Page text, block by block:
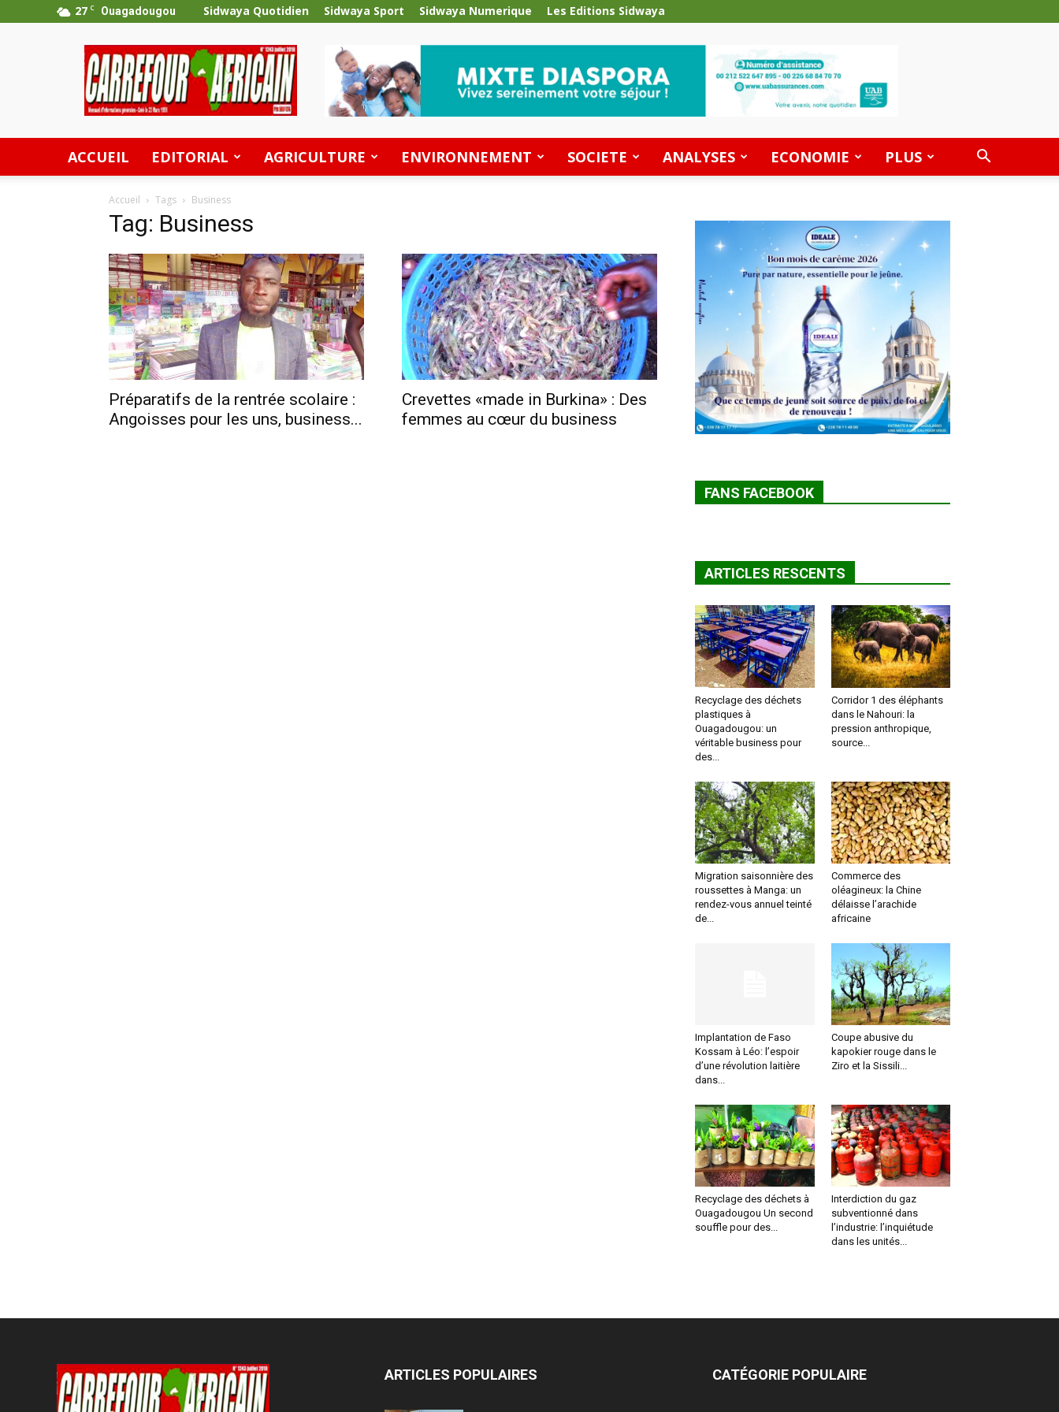
27 C Ouagadougou Sidwaya Quotidien Sidwaya Sport Sidwaya Numerique Les Editions Sidwaya
Carrefour
Africain
ACCUEIL EDITORIAL AGRICULTURE ENVIRONNEMENT SOCIETE ANALYSES ECONOMIE PLUS
Accueil Tags Business
Tag: Business
Préparatifs de la rentrée scolaire :
Angoisses pour les uns, business...
Crevettes «made in Burkina» : Des
femmes au cœur du business
FANS FACEBOOK
ARTICLES RESCENTS
Recyclage des déchets
plastiques à
Ouagadougou: un
véritable business pour
des...
Corridor 1 des éléphants
dans le Nahouri: la
pression anthropique,
source...
Migration saisonnière des
roussettes à Manga: un
rendez-vous annuel teinté
de...
Commerce des
oléagineux: la Chine
délaisse l’arachide
africaine
Implantation de Faso
Kossam à Léo: l’espoir
d’une révolution laitière
dans...
Coupe abusive du
kapokier rouge dans le
Ziro et la Sissili...
Recyclage des déchets à
Ouagadougou Un second
souffle pour des...
Interdiction du gaz
subventionné dans
l’industrie: l’inquiétude
dans les unités...
ARTICLES POPULAIRES CATÉGORIE POPULAIRE